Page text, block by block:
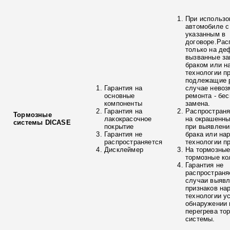
Тормозные
системы DICASE
Гарантия на
основные
компоненты
Гарантия на
лакокрасочное
покрытие
Гарантия не
распространяется
Дисклеймер
При
автомобиле
указанным в
только на
вызванные
браком или
технологии
подлежащие
случае
ремонта -
замена.
на
при
брака или
технологии
На
тормозные
Гарантия не
случаи
признаков
технологии
обнаружении
перегрева
системы.